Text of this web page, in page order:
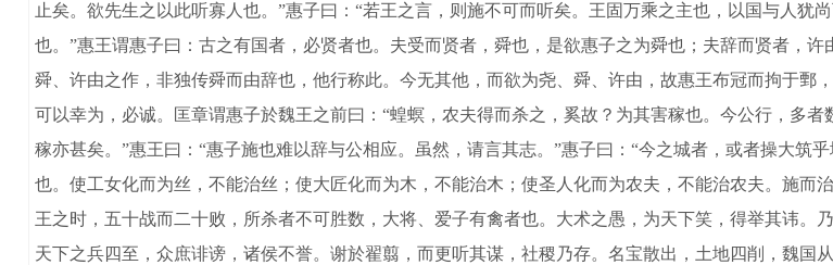
止矣。欲先生之以此听寡人也。”惠子曰：“若王之言，则施不可而听矣。王固万乘之主也，以国与人
也。”惠王谓惠子曰：古之有国者，必贤者也。夫受而贤者，舜也，是欲惠子之为舜也；夫辞而贤者，
舜、许由之作，非独传舜而由辞也，他行称此。今无其他，而欲为尧、舜、许由，故惠王布冠而拘于鄄
可以幸为，必诚。匡章谓惠子於魏王之前曰：“蝗螟，农夫得而杀之，奚故？为其害稼也。今公行，多
稼亦甚矣。”惠王曰：“惠子施也难以辞与公相应。虽然，请言其志。”惠子曰：“今之城者，或者操大筑
也。使工女化而为丝，不能治丝；使大匠化而为木，不能治木；使圣人化而为农夫，不能治农夫。施而
王之时，五十战而二十败，所杀者不可胜数，大将、爱子有禽者也。大术之愚，为天下笑，得举其讳。
天下之兵四至，众庶诽谤，诸侯不誉。谢於翟翦，而更听其谋，社稷乃存。名宝散出，土地四削，魏国